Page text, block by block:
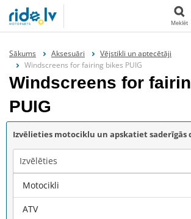
Meklēt
Sākums Aksesuāri
Vējstikli un aptecētāji
Windscreens for fairing bikes PUIG
Windscreens for
PUIG
Izvēlieties motociklu un apskatiet saderīgās
Izvēlēties
Marka
Motocikli
ATV